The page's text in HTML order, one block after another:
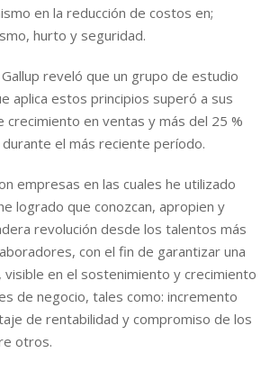
en la reducción de costos en;
hurto y seguridad.
reveló que un grupo de estudio
aplica estos principios superó a sus
crecimiento en ventas y más del 25 %
el más reciente período.
empresas en las cuales he utilizado
logrado que conozcan, apropien y
revolución desde los talentos más
con el fin de garantizar una
en el sostenimiento y crecimiento
de negocio, tales como: incremento
de rentabilidad y compromiso de los
otros.